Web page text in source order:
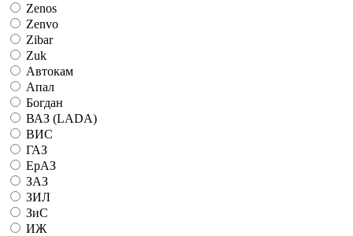
Zenos
Zenvo
Zibar
Zuk
Автокам
Апал
Богдан
ВАЗ (LADA)
ВИС
ГАЗ
ЕрАЗ
ЗАЗ
ЗИЛ
ЗиС
ИЖ